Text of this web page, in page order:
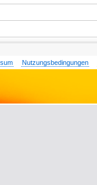
Nutzungsbedingungen